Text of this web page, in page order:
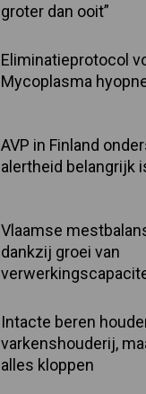
groter dan ooit”
Eliminatieprotocol
Mycoplasma
AVP in Finland
alertheid belangrijk
Vlaamse
dankzij groei van
Intacte beren
varkenshouderij,
alles kloppen